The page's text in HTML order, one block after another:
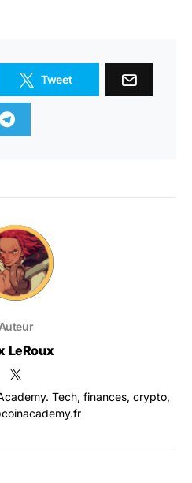
Tweet
Auteur
LeRoux
Tech, finances, crypto,